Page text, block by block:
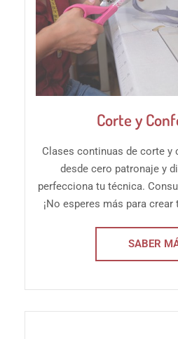
Corte y
Clases continuas de corte y
desde cero patronaje y
perfecciona tu técnica.
¡No esperes más para
SABER